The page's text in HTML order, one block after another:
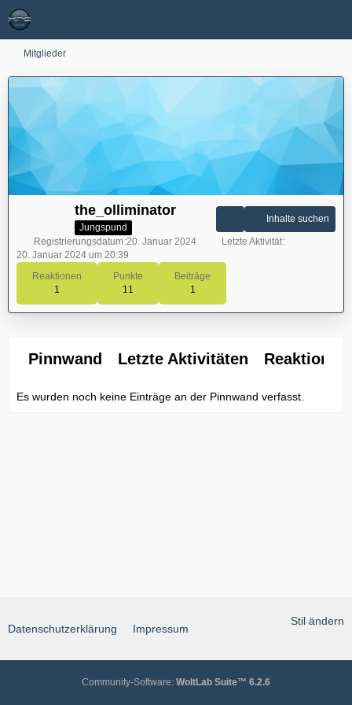
Mitglieder
the_olliminator
Jungspund
Reaktionen
1
Punkte
11
Beiträge
1
Inhalte suchen
Registrierungsdatum 20. Januar 2024
Letzte Aktivität
20. Januar 2024 um 20:39
Pinnwand Letzte Aktivitäten Reaktionen
Es wurden noch keine Einträge an der Pinnwand verfasst.
Stil ändern
Datenschutzerklärung Impressum
Community-Software: WoltLab Suite™ 6.2.6